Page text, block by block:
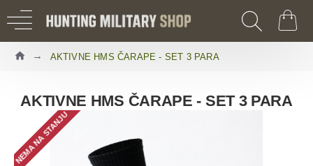
AKTIVNE HMS ČARAPE - SET 3 PARA
AKTIVNE HMS ČARAPE - SET 3 PARA
NEMA NA STANJU